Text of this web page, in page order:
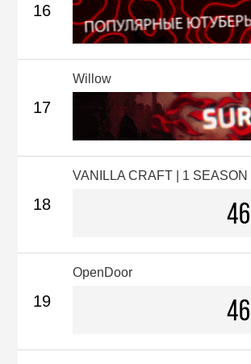
16
17
Willow
18
VANILLA CRAFT | 1 SEASON
19
OpenDoor